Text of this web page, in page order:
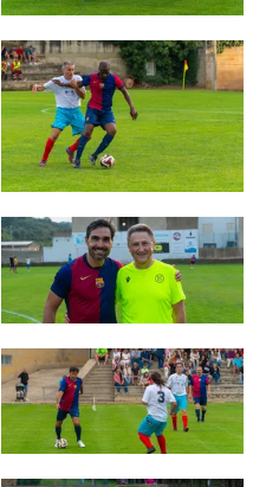
FC Barcelona club badge
FC Barcelona club badge
FC Barcelona club badge